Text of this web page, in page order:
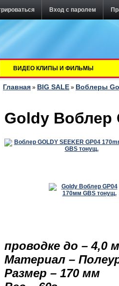
Вход с паролем
ВИДЕО КЛИПЫ И ФИЛЬМЫ
Главная » BIG SALE » Воблеры
Goldy Воблер
проводке до – 4,0
Материал –
Размер – 170 мм